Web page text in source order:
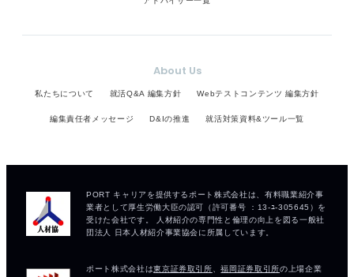
About Us
私たちについて 就活Q&A 編集方針 Webテストコンテンツ 編集方針
編集責任者メッセージ D&Iの推進 就活対策資料&ツール一覧